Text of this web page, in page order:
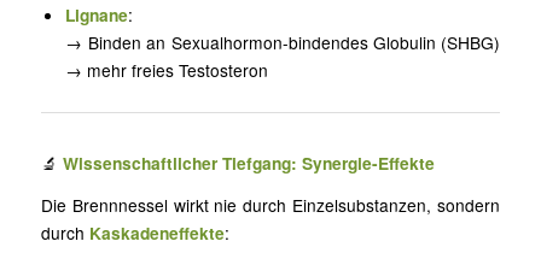
Lignane:
→ Binden an Sexualhormon-bindendes Globulin (SHBG)
→ mehr freies Testosteron
🔬 Wissenschaftlicher Tiefgang: Synergie-Effekte
Die Brennnessel wirkt nie durch Einzelsubstanzen, sondern
durch Kaskadeneffekte: